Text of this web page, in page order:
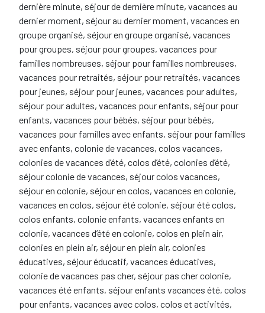
dernière minute, séjour de dernière minute, vacances au
dernier moment, séjour au dernier moment, vacances en
groupe organisé, séjour en groupe organisé, vacances
pour groupes, séjour pour groupes, vacances pour
familles nombreuses, séjour pour familles nombreuses,
vacances pour retraités, séjour pour retraités, vacances
pour jeunes, séjour pour jeunes, vacances pour adultes,
séjour pour adultes, vacances pour enfants, séjour pour
enfants, vacances pour bébés, séjour pour bébés,
vacances pour familles avec enfants, séjour pour familles
avec enfants, colonie de vacances, colos vacances,
colonies de vacances d’été, colos d’été, colonies d’été,
séjour colonie de vacances, séjour colos vacances,
séjour en colonie, séjour en colos, vacances en colonie,
vacances en colos, séjour été colonie, séjour été colos,
colos enfants, colonie enfants, vacances enfants en
colonie, vacances d’été en colonie, colos en plein air,
colonies en plein air, séjour en plein air, colonies
éducatives, séjour éducatif, vacances éducatives,
colonie de vacances pas cher, séjour pas cher colonie,
vacances été enfants, séjour enfants vacances été, colos
pour enfants, vacances avec colos, colos et activités,